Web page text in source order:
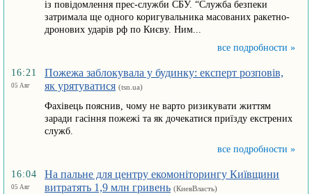
із повідомлення прес-служби СБУ. “Служба безпеки
затримала ще одного коригувальника масованих ракетно-
дронових ударів рф по Києву. Ним...
все подробности »
16:21
05 Авг
Пожежа заблокувала у будинку: експерт розповів,
як урятуватися (tsn.ua)
Фахівець пояснив, чому не варто ризикувати життям
заради гасіння пожежі та як дочекатися приїзду екстрених
служб.
все подробности »
16:04
05 Авг
На пальне для центру екомоніторингу Київщини
витратять 1,9 млн гривень (КиевВласть)